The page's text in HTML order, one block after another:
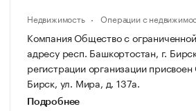
Недвижимость Операции с
Компания Общество с
адресу респ. Башкортостан, г.
регистрации организации
Бирск, ул. Мира, д. 137а.
Подробнее